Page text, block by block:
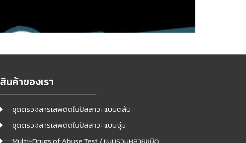
สินค้าของเรา
ชุดตรวจสารเสพติดในปัสสาวะ แบบตลับ
ชุดตรวจสารเสพติดในปัสสาวะ แบบจุ่ม
Multi-Drugs of Abuse Test / แบบรวมหลายชนิด